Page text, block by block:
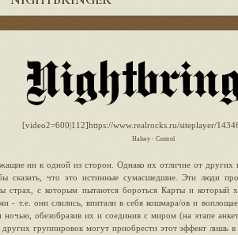
[video2=600|112]https://www.realrocks.ru/siteplayer/
Halsey - Control
ни к одной из сторон. Однако их отличие от
что это истинные сумасшедшие. Эти люди
страх, с которым пытаются бороться Карты и который
- т.е. они слились, впитали в себя кошмара/ов и
ночью, обезобразив их и соединив с миром (на этапе
группировок могут приобрести этот эффект лишь